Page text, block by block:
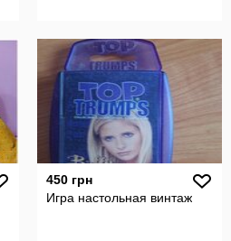
450 грн
Игра настольная винтаж